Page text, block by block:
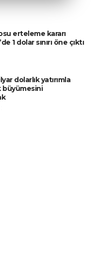
erteleme kararı
1 dolar sınırı öne çıktı
dolarlık yatırımla
büyümesini